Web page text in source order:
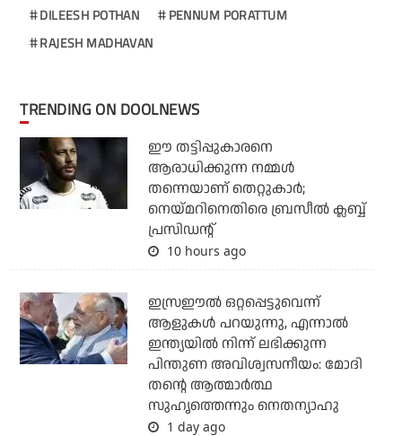
DILEESH POTHAN
PENNUM PORATTUM
RAJESH MADHAVAN
TRENDING ON DOOLNEWS
ഈ തട്ടിപ്പുകാരനെ
ആരാധിക്കുന്ന നമ്മള്‍
തന്നെയാണ് തെറ്റുകാര്‍;
നെയ്മറിനെതിരെ ബ്രസീല്‍ ക്ലബ്ബ്
പ്രസിഡന്റ്
10 hours ago
ഇസ്രഈല്‍ ഒറ്റപ്പെട്ടുവെന്ന്
ആളുകള്‍ പറയുന്നു, എന്നാല്‍
ഇന്ത്യയില്‍ നിന്ന് ലഭിക്കുന്ന
പിന്തുണ അവിശ്വസനീയം: മോദി
തന്റെ ആത്മാര്‍ത്ഥ
സുഹൃത്തെന്നും നെതന്യാഹു
1 day ago